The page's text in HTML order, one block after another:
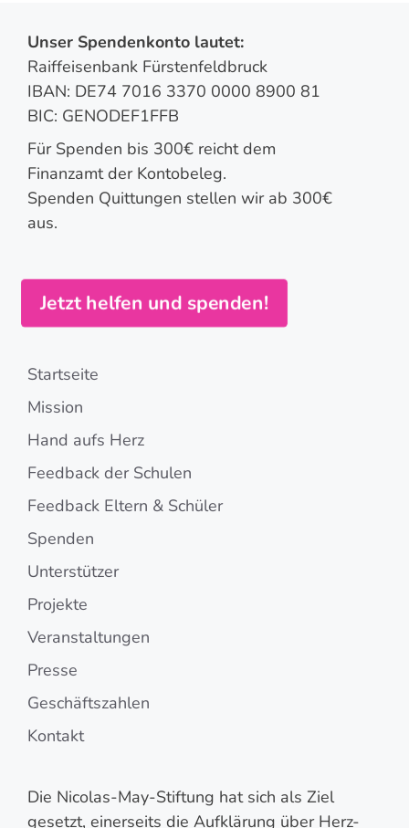
Unser Spendenkonto lautet:
Raiffeisenbank Fürstenfeldbruck
IBAN: DE74 7016 3370 0000 8900 81
BIC: GENODEF1FFB
Für Spenden bis 300€ reicht dem
Finanzamt der Kontobeleg.
Spenden Quittungen stellen wir ab 300€
aus.
Jetzt helfen und spenden!
Startseite
Mission
Hand aufs Herz
Feedback der Schulen
Feedback Eltern & Schüler
Spenden
Unterstützer
Projekte
Veranstaltungen
Presse
Geschäftszahlen
Kontakt
Die Nicolas-May-Stiftung hat sich als Ziel
gesetzt, einerseits die Aufklärung über Herz-